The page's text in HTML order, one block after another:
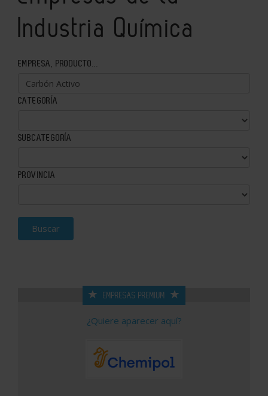
Industria Química
EMPRESA, PRODUCTO...
CATEGORÍA
SUBCATEGORÍA
PROVINCIA
Buscar
EMPRESAS PREMIUM
¿Quiere aparecer aquí?